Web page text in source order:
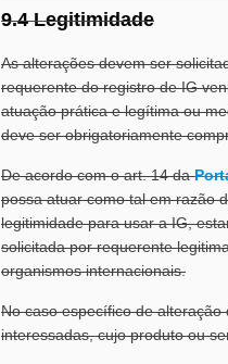
9.4 Legitimidade
As alterações devem ser
requerente do registro de IG
atuação prática e legítima ou
deve ser obrigatoriamente
De acordo com o art. 14 da
possa atuar como tal em razão
legitimidade para usar a IG,
solicitada por requerente
organismos internacionais.
No caso específico de
interessadas, cujo produto ou